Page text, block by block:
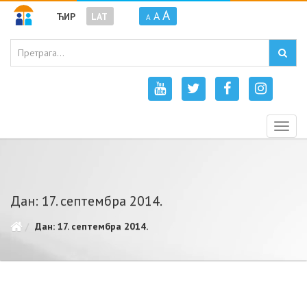
ЋИР LAT A A A
Дан: 17. септембра 2014.
Дан: 17. септембра 2014.